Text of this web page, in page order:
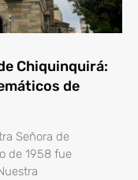
Chiquinquirá:
de
Señora de
de 1958 fue